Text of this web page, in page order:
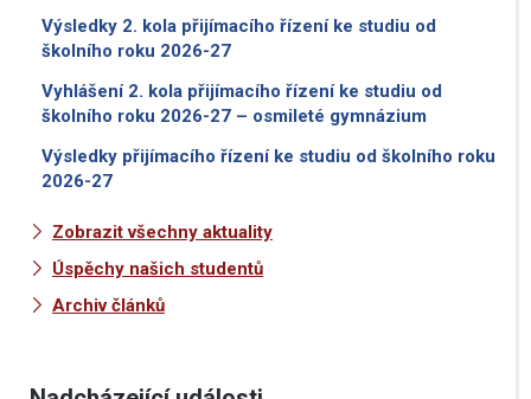
Výsledky 2. kola přijímacího řízení ke studiu od
školního roku 2026-27
Vyhlášení 2. kola přijímacího řízení ke studiu od
školního roku 2026-27 – osmileté gymnázium
Výsledky přijímacího řízení ke studiu od školního roku
2026-27
Zobrazit všechny aktuality
Úspěchy našich studentů
Archiv článků